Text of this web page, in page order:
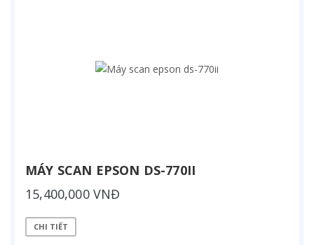
MÁY SCAN EPSON DS-770II
15,400,000 VNĐ
CHI TIẾT